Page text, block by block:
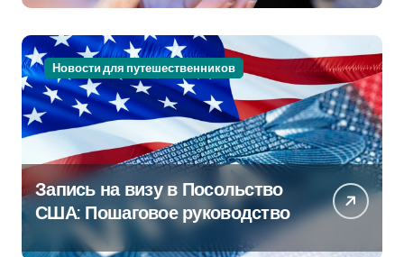
Новости для путешественников
Запись на визу в Посольство
США: Пошаговое руководство